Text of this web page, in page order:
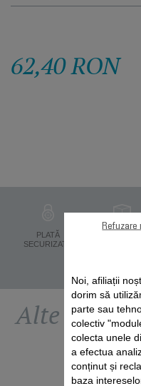
62,40 RON
PLATĂ
SECURIZATĂ
Alte
Noi, afiliații
dorim să
parte sau
colectiv
colecta unele
a efectua
conținut și
baza